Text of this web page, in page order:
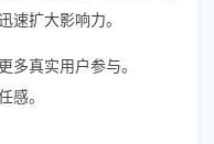
速扩大影响力。
多真实用户参与。
感。